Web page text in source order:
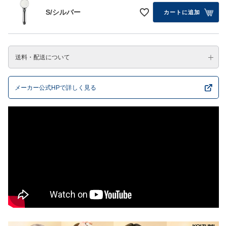
S/シルバー カートに追加
送料・配送について
メーカー公式HPで詳しく見る